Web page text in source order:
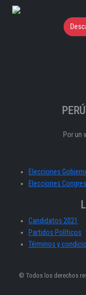
Por un
Elecciones
Elecciones
Candidatos 2021
Partidos Políticos
Términos y
© Todos los derechos